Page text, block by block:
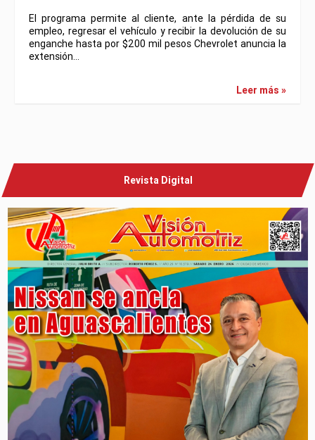
El programa permite al cliente, ante la pérdida de su
empleo, regresar el vehículo y recibir la devolución de su
enganche hasta por $200 mil pesos Chevrolet anuncia la
extensión…
Leer más »
Revista Digital